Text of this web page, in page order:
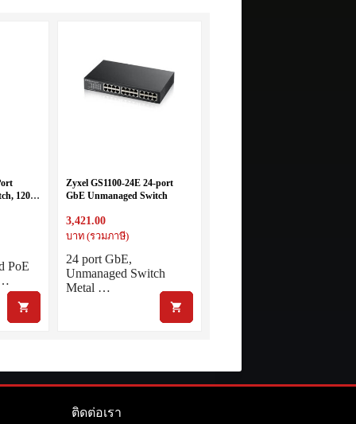
120
PoE
Zyxel GS1100-24E 24-port
GbE Unmanaged Switch
3,421.00
บาท (รวมภาษี)
24 port GbE,
Unmanaged Switch
Metal …
ติดต่อเรา